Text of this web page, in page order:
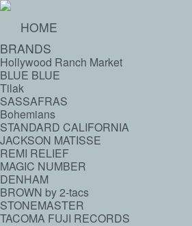
HOME
BRANDS
Hollywood Ranch Market
BLUE BLUE
Tilak
SASSAFRAS
Bohemians
STANDARD CALIFORNIA
JACKSON MATISSE
REMI RELIEF
MAGIC NUMBER
DENHAM
BROWN by 2-tacs
STONEMASTER
TACOMA FUJI RECORDS